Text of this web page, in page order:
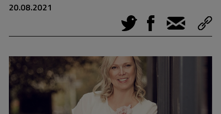
20.08.2021
Tweet Facebook
E-Mail